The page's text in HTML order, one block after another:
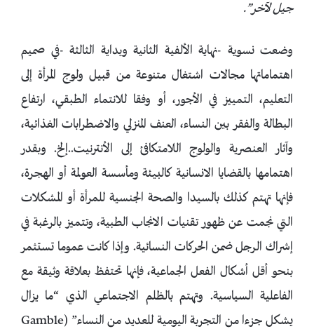
جيل لآخر”.
وضعت نسوية -نهاية الألفية الثانية وبداية الثالثة -في صميم
اهتماماتها مجالات اشتغال متنوعة من قبيل ولوج المرأة إلى
التعليم، التمييز في الأجور، أو وفقا للانتماء الطبقي، ارتفاع
البطالة والفقر بين النساء، العنف المنزلي والاضطرابات الغذائية،
وآثار العنصرية والولوج اللامتكافئ إلى الأنترنيت..إلخ. وبقدر
اهتمامها بالقضايا الانسانية كالبيئة ومأسسة العولمة أو الهجرة،
فإنها تهتم كذلك بالسيدا والصحة الجنسية للمرأة أو المشكلات
التي نجمت عن ظهور تقنيات الانجاب الطبية، وتتميز بالرغبة في
إشراك الرجل ضمن الحركات النسائية. وإذا كانت عموما تستثمر
بنحو أقل أشكال الفعل الجماعية، فإنها تحتفظ بعلاقة وثيقة مع
الفاعلية السياسية. وتهتم بالظلم الاجتماعي الذي “ما يزال
يشكل جزءا من التجربة اليومية للعديد من النساء” (Gamble